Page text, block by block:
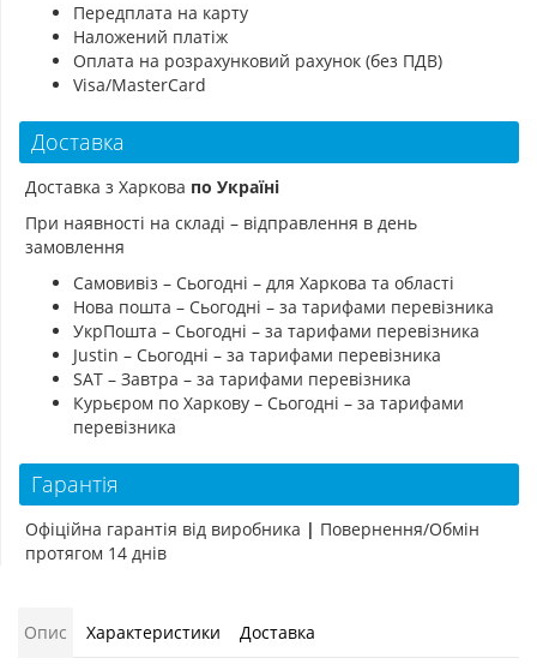
Передплата на карту
Наложений платіж
Оплата на розрахунковий рахунок (без ПДВ)
Visa/MasterCard
Доставка
Доставка з Харкова по Україні
При наявності на складі – відправлення в день
замовлення
Самовивіз – Сьогодні – для Харкова та області
Нова пошта – Сьогодні – за тарифами перевізника
УкрПошта – Сьогодні – за тарифами перевізника
Justin – Сьогодні – за тарифами перевізника
SAT – Завтра – за тарифами перевізника
Курьєром по Харкову – Сьогодні – за тарифами
перевізника
Гарантія
Офіційна гарантія від виробника | Повернення/Обмін
протягом 14 днів
Опис Характеристики Доставка